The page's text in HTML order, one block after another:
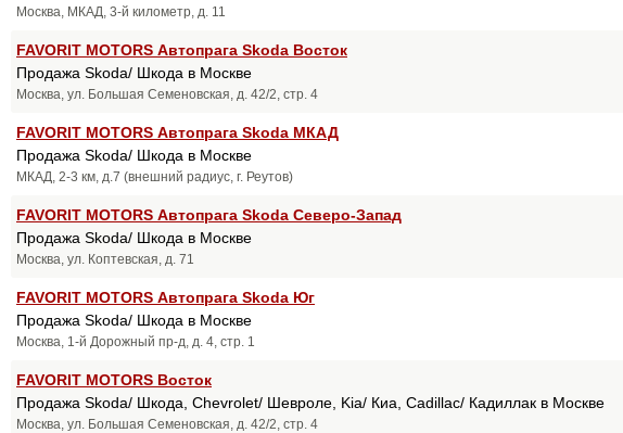
Москва, МКАД, 3-й километр, д. 11
FAVORIT MOTORS Автопрага Skoda Восток
Продажа Skoda/ Шкода в Москве
Москва, ул. Большая Семеновская, д. 42/2, стр. 4
FAVORIT MOTORS Автопрага Skoda МКАД
Продажа Skoda/ Шкода в Москве
МКАД, 2-3 км, д.7 (внешний радиус, г. Реутов)
FAVORIT MOTORS Автопрага Skoda Северо-Запад
Продажа Skoda/ Шкода в Москве
Москва, ул. Коптевская, д. 71
FAVORIT MOTORS Автопрага Skoda Юг
Продажа Skoda/ Шкода в Москве
Москва, 1-й Дорожный пр-д, д. 4, стр. 1
FAVORIT MOTORS Восток
Продажа Skoda/ Шкода, Chevrolet/ Шевроле, Kia/ Киа, Cadillac/ Кадиллак в Москве
Москва, ул. Большая Семеновская, д. 42/2, стр. 4